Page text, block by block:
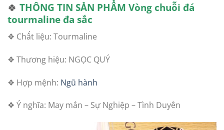
🍀 THÔNG TIN SẢN PHẨM Vòng chuỗi đá
tourmaline đa sắc
❖ Chất liệu: Tourmaline
❖ Thương hiệu: NGỌC QUÝ
❖ Hợp mệnh: Ngũ hành
❖ Ý nghĩa: May mắn – Sự Nghiệp – Tình Duyên